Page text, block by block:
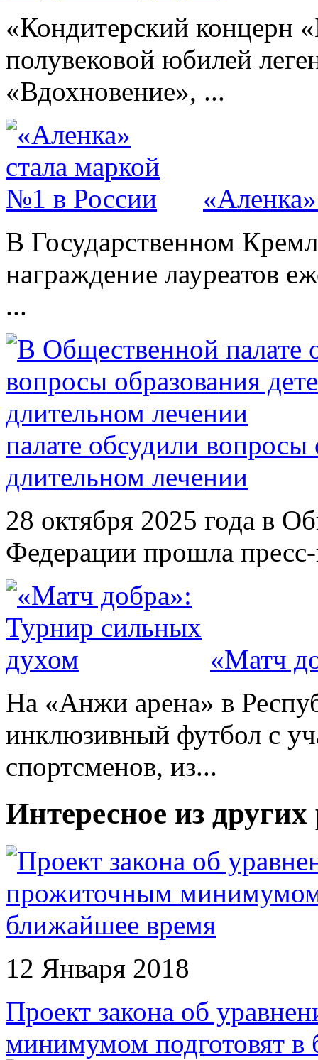
«Кондитерский концерн
полувековой юбилей
«Вдохновение», ...
В Государственном
награждение лауреатов
...
палате обсудили вопросы
длительном лечении
28 октября 2025 года в
Федерации прошла
«Матч
На «Анжи арена» в
инклюзивный футбол с
спортсменов, из...
Интересное из
12 Января 2018
Проект закона об
минимумом подготовят в